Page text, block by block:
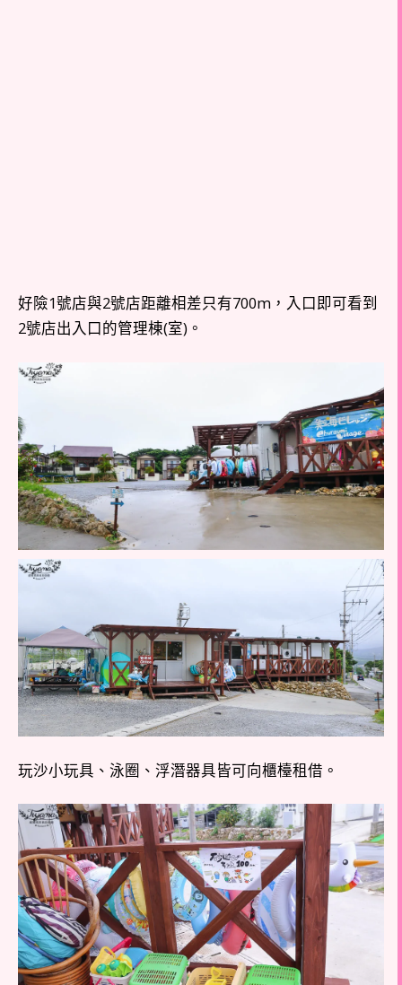
好險1號店與2號店距離相差只有700m，入口即可看到
2號店出入口的管理棟(室)。
玩沙小玩具、泳圈、浮潛器具皆可向櫃檯租借。